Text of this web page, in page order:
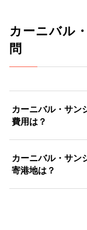
カーニバル
問
カーニバル・サン
費用は？
カーニバル・サン
寄港地は？